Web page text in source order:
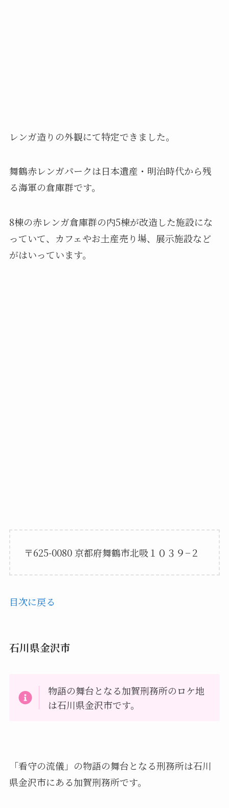
レンガ造りの外観にて特定できました。
舞鶴赤レンガパークは日本遺産・明治時代から残
る海軍の倉庫群です。
8棟の赤レンガ倉庫群の内5棟が改造した施設にな
っていて、カフェやお土産売り場、展示施設など
がはいっています。
〒625-0080 京都府舞鶴市北吸１０３９−２
目次に戻る
石川県金沢市
物語の舞台となる加賀刑務所のロケ地
は石川県金沢市です。
「看守の流儀」の物語の舞台となる刑務所は石川
県金沢市にある加賀刑務所です。